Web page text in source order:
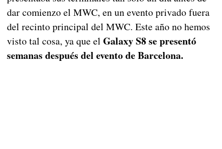
dar comienzo el MWC, en un evento privado fuera
del recinto principal del MWC. Este año no hemos
visto tal cosa, ya que el Galaxy S8 se presentó
semanas después del evento de Barcelona.